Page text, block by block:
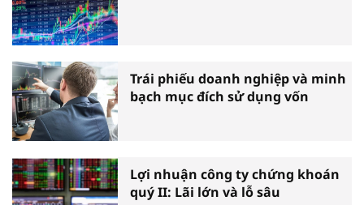
Trái phiếu doanh nghiệp và minh
bạch mục đích sử dụng vốn
Lợi nhuận công ty chứng khoán
quý II: Lãi lớn và lỗ sâu